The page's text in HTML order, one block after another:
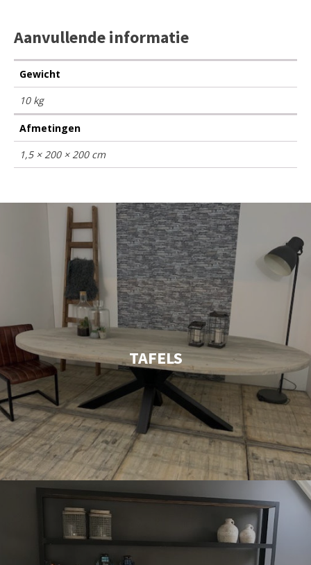
Aanvullende informatie
Gewicht
10 kg
Afmetingen
1,5 × 200 × 200 cm
TAFELS